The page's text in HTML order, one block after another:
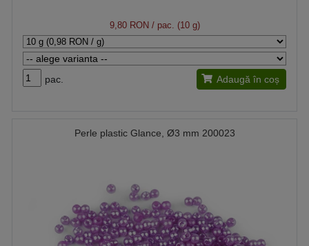
9,80 RON/ pac. (10 g)
pac. Adaugă în coș
Perle plastic Glance, Ø3 mm 200023